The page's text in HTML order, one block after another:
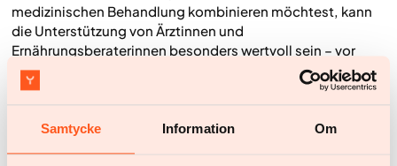
Samtycke Information Om
medizinischen Behandlung kombinieren möchtest, kann
die Unterstützung von Ärztinnen und
Ernährungsberaterinnen besonders wertvoll sein – vor
allem, wenn du mit Übergewicht oder Adipositas lebst.
richtigen Ernährung und der passenden Begleitung – und
bei Bedarf medizinischer Behandlung – erhöhst du deine